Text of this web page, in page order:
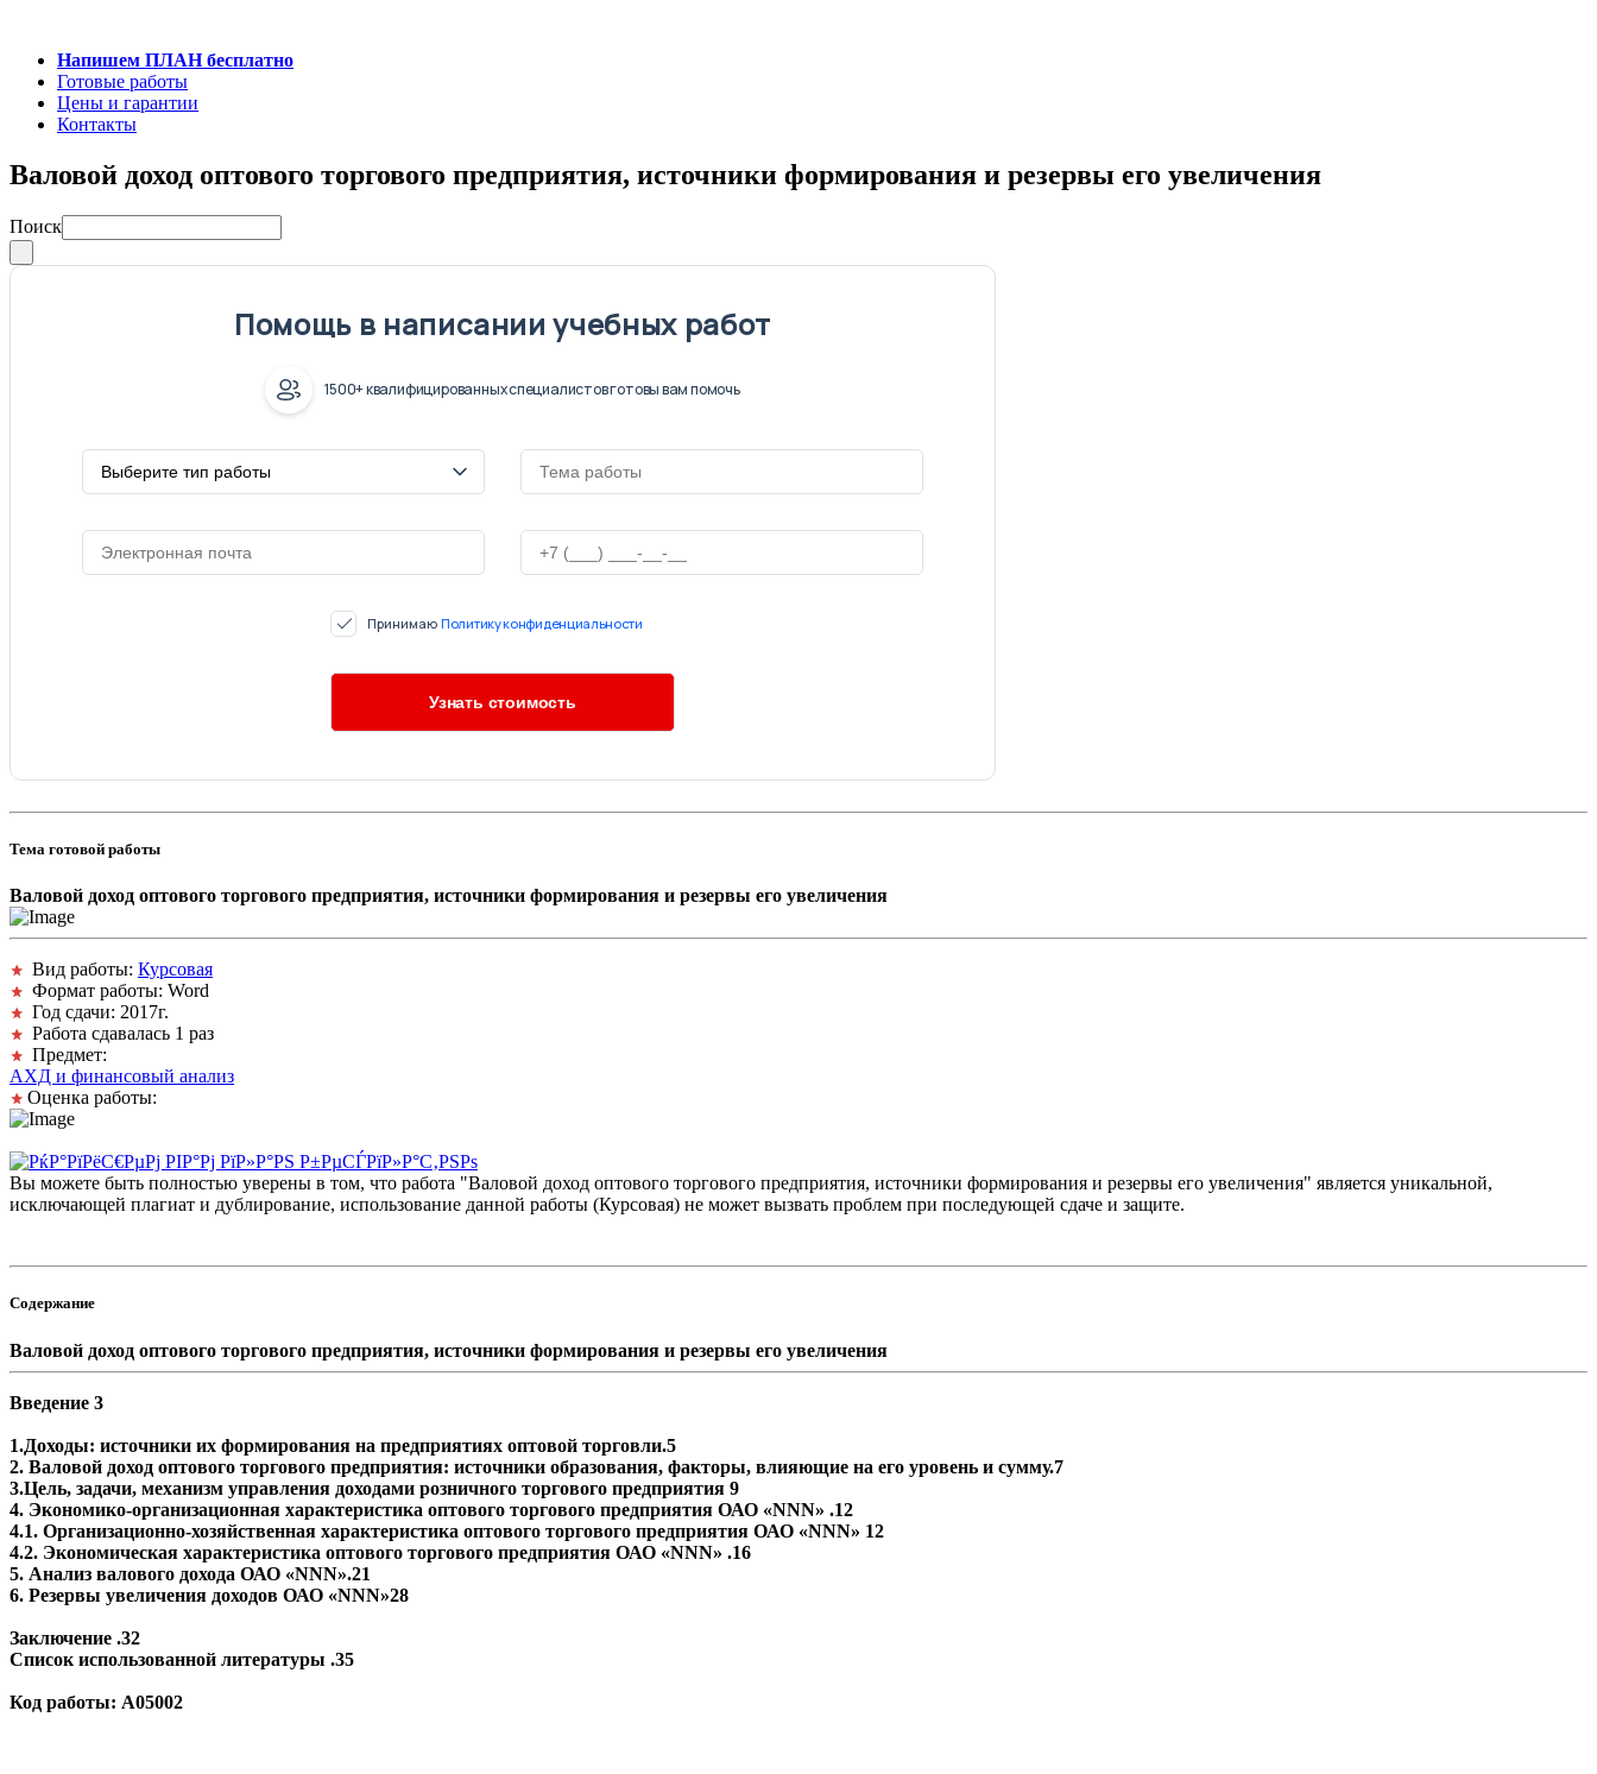
Напишем ПЛАН бесплатно
Готовые работы
Цены и гарантии
Контакты
Валовой доход оптового торгового предприятия, источники формирования и резервы его увеличения
Поиск
Помощь в написании учебных работ
1500+ квалифицированных специалистов готовы вам помочь
Принимаю Политику конфиденциальности
Тема готовой работы
Валовой доход оптового торгового предприятия, источники формирования и резервы его увеличения
Вид работы: Курсовая
Формат работы: Word
Год сдачи: 2017г.
Работа сдавалась 1 раз
Предмет:
АХД и финансовый анализ
Оценка работы:
Вы можете быть полностью уверены в том, что работа "Валовой доход оптового торгового предприятия, источники формирования и резервы его увеличения" является уникальной,
исключающей плагиат и дублирование, использование данной работы (Курсовая) не может вызвать проблем при последующей сдаче и защите.
Содержание
Валовой доход оптового торгового предприятия, источники формирования и резервы его увеличения
Введение 3
1.Доходы: источники их формирования на предприятиях оптовой торговли.5
2. Валовой доход оптового торгового предприятия: источники образования, факторы, влияющие на его уровень и сумму.7
3.Цель, задачи, механизм управления доходами розничного торгового предприятия 9
4. Экономико-организационная характеристика оптового торгового предприятия ОАО «NNN» .12
4.1. Организационно-хозяйственная характеристика оптового торгового предприятия ОАО «NNN» 12
4.2. Экономическая характеристика оптового торгового предприятия ОАО «NNN» .16
5. Анализ валового дохода ОАО «NNN».21
6. Резервы увеличения доходов ОАО «NNN»28
Заключение .32
Список использованной литературы .35
Код работы: А05002